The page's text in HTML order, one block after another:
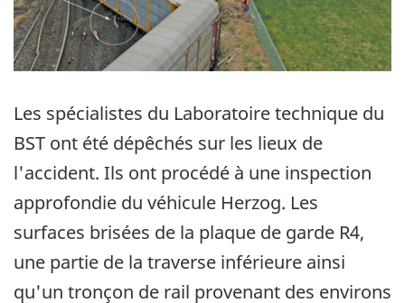
Les spécialistes du Laboratoire technique du
BST ont été dépêchés sur les lieux de
l'accident. Ils ont procédé à une inspection
approfondie du véhicule Herzog. Les
surfaces brisées de la plaque de garde R4,
une partie de la traverse inférieure ainsi
qu'un tronçon de rail provenant des environs